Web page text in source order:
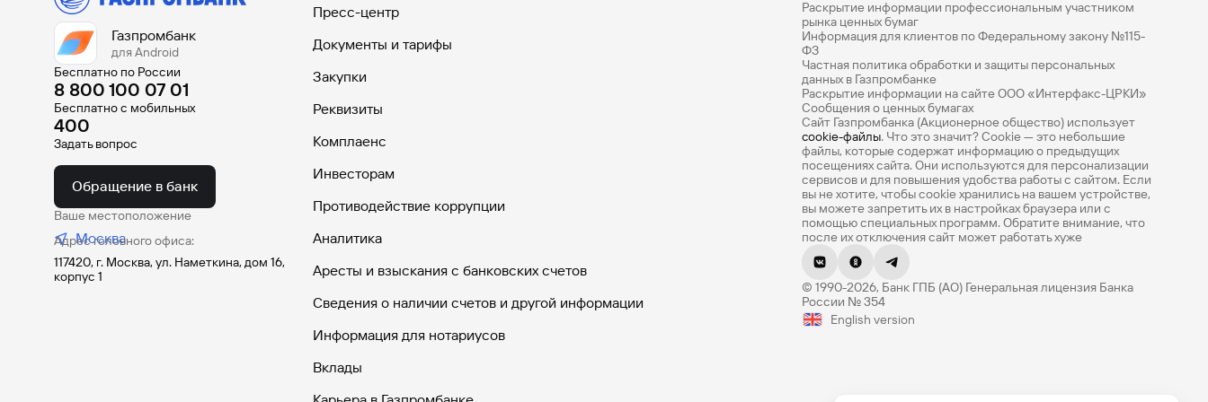
Газпромбанк
для Android
Бесплатно по России
8 800 100 07 01
Бесплатно с мобильных
400
Задать вопрос
Обращение в банк
Ваше местоположение
Москва
Адрес головного офиса:
117420, г. Москва, ул. Наметкина, дом 16,
корпус 1
Пресс-центр
Документы и тарифы
Закупки
Реквизиты
Комплаенс
Инвесторам
Противодействие коррупции
Аналитика
Аресты и взыскания с банковских счетов
Сведения о наличии счетов и другой информации
Информация для нотариусов
Вклады
Раскрытие информации профессиональным участником
рынка ценных бумаг
Информация для клиентов по Федеральному закону №115-
ФЗ
Частная политика обработки и защиты персональных
данных в Газпромбанке
Раскрытие информации на сайте ООО «Интерфакс-ЦРКИ»
Сообщения о ценных бумагах
Сайт Газпромбанка (Акционерное общество) использует
cookie-файлы. Что это значит? Сookie — это небольшие
файлы, которые содержат информацию о предыдущих
посещениях сайта. Они используются для персонализации
сервисов и для повышения удобства работы с сайтом. Если
вы не хотите, чтобы сookie хранились на вашем устройстве,
вы можете запретить их в настройках браузера или с
помощью специальных программ. Обратите внимание, что
после их отключения сайт может работать хуже
© 1990-2026, Банк ГПБ (АО) Генеральная лицензия Банка
России № 354
English version
Насколько легко вам было найти нужную
информацию? Оцените по 5-балльной шкале.